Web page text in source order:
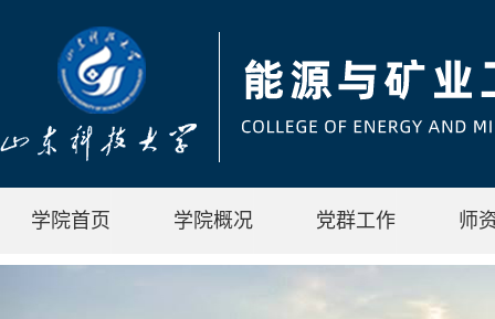
学院首页 学院概况 党群工作 师